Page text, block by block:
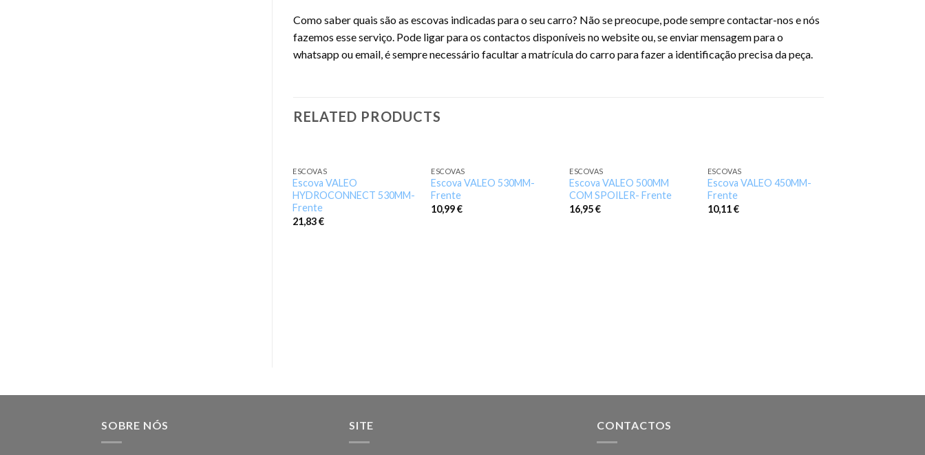
Como saber quais são as escovas indicadas para o seu carro? Não se preocupe, pode sempre contactar-nos e nós
fazemos esse serviço. Pode ligar para os contactos disponíveis no website ou, se enviar mensagem para o
whatsapp ou email, é sempre necessário facultar a matrícula do carro para fazer a identificação precisa da peça.
RELATED PRODUCTS
wishlist
ESCOVAS
Escova VALEO
HYDROCONNECT 530MM-
Frente
21,83€
Add to
wishlist
ESCOVAS
Escova VALEO 530MM-
Frente
10,99€
Add to
wishlist
ESCOVAS
Escova VALEO 500MM
COM SPOILER- Frente
16,95€
Add to
wishlist
ESCOVAS
Escova VALEO 450MM-
Frente
10,11€
SOBRE NÓS SITE CONTACTOS